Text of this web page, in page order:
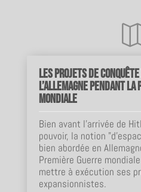
Les projets de
l’Allemagne pendant la
mondiale
Bien avant l’arrivée de
pouvoir, la notion
bien abordée en
Première Guerre
mettre à exécution ses
expansionnistes.